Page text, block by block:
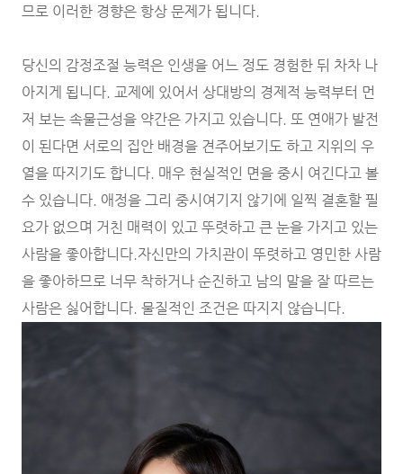
므로 이러한 경향은 항상 문제가 됩니다.
당신의 감정조절 능력은 인생을 어느 정도 경험한 뒤 차차 나
아지게 됩니다. 교제에 있어서 상대방의 경제적 능력부터 먼
저 보는 속물근성을 약간은 가지고 있습니다. 또 연애가 발전
이 된다면 서로의 집안 배경을 견주어보기도 하고 지위의 우
열을 따지기도 합니다. 매우 현실적인 면을 중시 여긴다고 볼
수 있습니다. 애정을 그리 중시여기지 않기에 일찍 결혼할 필
요가 없으며 거친 매력이 있고 뚜렷하고 큰 눈을 가지고 있는
사람을 좋아합니다.자신만의 가치관이 뚜렷하고 영민한 사람
을 좋아하므로 너무 착하거나 순진하고 남의 말을 잘 따르는
사람은 싫어합니다. 물질적인 조건은 따지지 않습니다.